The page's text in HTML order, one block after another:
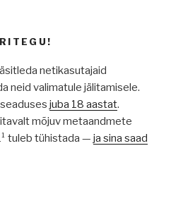
netikasutajaid
neid valimatule jälitamisele.
juba 18 aastat.
mõjuv metaandmete
tuleb tühistada — ja sina saad